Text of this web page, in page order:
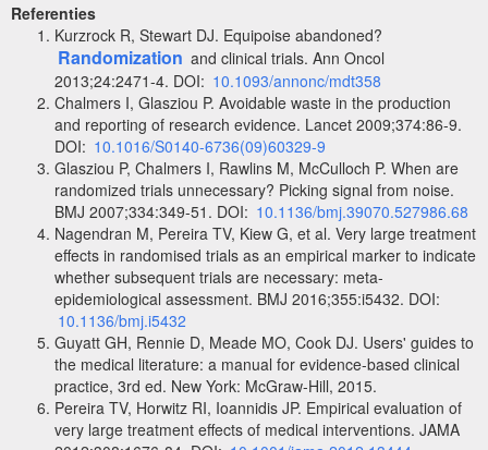
Referenties
Kurzrock R, Stewart DJ. Equipoise abandoned?
Randomization and clinical trials. Ann Oncol
2013;24:2471-4. DOI: 10.1093/annonc/mdt358
Chalmers I, Glasziou P. Avoidable waste in the production
and reporting of research evidence. Lancet 2009;374:86-9.
DOI: 10.1016/S0140-6736(09)60329-9
Glasziou P, Chalmers I, Rawlins M, McCulloch P. When are
randomized trials unnecessary? Picking signal from noise.
BMJ 2007;334:349-51. DOI: 10.1136/bmj.39070.527986.68
Nagendran M, Pereira TV, Kiew G, et al. Very large treatment
effects in randomised trials as an empirical marker to indicate
whether subsequent trials are necessary: meta-
epidemiological assessment. BMJ 2016;355:i5432. DOI:
10.1136/bmj.i5432
Guyatt GH, Rennie D, Meade MO, Cook DJ. Users' guides to
the medical literature: a manual for evidence-based clinical
practice, 3rd ed. New York: McGraw-Hill, 2015.
Pereira TV, Horwitz RI, Ioannidis JP. Empirical evaluation of
very large treatment effects of medical interventions. JAMA